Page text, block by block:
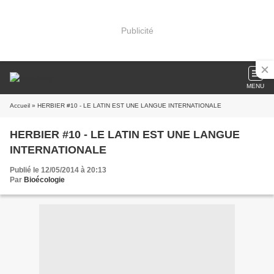
Publicité
MENU
Accueil » HERBIER #10 - LE LATIN EST UNE LANGUE INTERNATIONALE
HERBIER #10 - LE LATIN EST UNE LANGUE
INTERNATIONALE
Publié le 12/05/2014 à 20:13
Par Bioécologie